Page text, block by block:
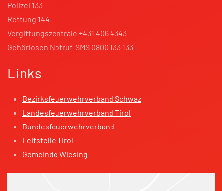
Polizei 133
Rettung 144
Vergiftungszentrale +431 406 4343
Gehörlosen Notruf-SMS 0800 133 133
Links
Bezirksfeuerwehrverband Schwaz
Landesfeuerwehrverband Tirol
Bundesfeuerwehrverband
Leitstelle Tirol
Gemeinde Wiesing